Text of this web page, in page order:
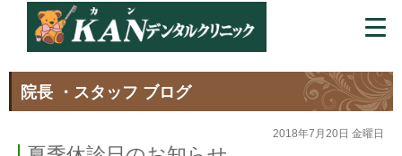
院長 ・スタッフ ブログ
2018年7月20日 金曜日